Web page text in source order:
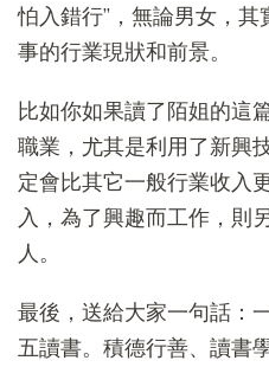
怕入錯行”，無論男女，
事的行業現狀和前景。
比如你如果讀了陌姐的這
職業，尤其是利用了新興
定會比其它一般行業收
入，為了興趣而工作，則
人。
最後，送給大家一句話：
五讀書。積德行善、讀書